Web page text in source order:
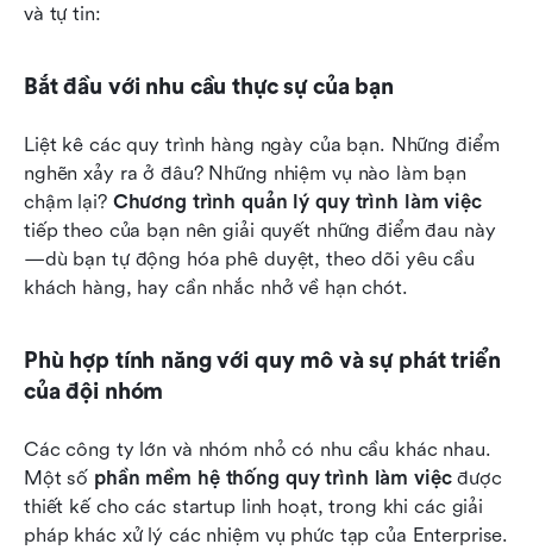
và tự tin:
Bắt đầu với nhu cầu thực sự của bạn
Liệt kê các quy trình hàng ngày của bạn. Những điểm
nghẽn xảy ra ở đâu? Những nhiệm vụ nào làm bạn
chậm lại? Chương trình quản lý quy trình làm việc
tiếp theo của bạn nên giải quyết những điểm đau này
—dù bạn tự động hóa phê duyệt, theo dõi yêu cầu
khách hàng, hay cần nhắc nhở về hạn chót.
Phù hợp tính năng với quy mô và sự phát triển
của đội nhóm
Các công ty lớn và nhóm nhỏ có nhu cầu khác nhau.
Một số phần mềm hệ thống quy trình làm việc được
thiết kế cho các startup linh hoạt, trong khi các giải
pháp khác xử lý các nhiệm vụ phức tạp của Enterprise.